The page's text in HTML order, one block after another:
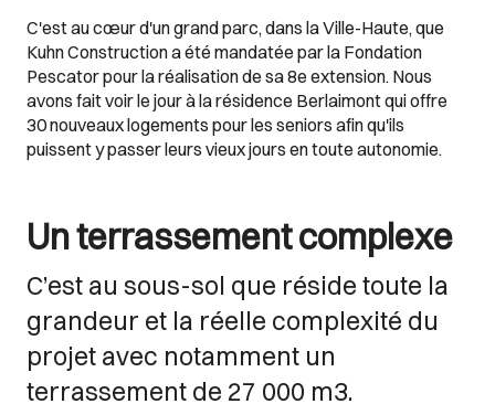
C'est au cœur d'un grand parc, dans la Ville-Haute, que
Kuhn Construction a été mandatée par la Fondation
Pescator pour la réalisation de sa 8e extension. Nous
avons fait voir le jour à la résidence Berlaimont qui offre
30 nouveaux logements pour les seniors afin qu'ils
puissent y passer leurs vieux jours en toute autonomie.
Un terrassement complexe
C’est au sous-sol que réside toute la
grandeur et la réelle complexité du
projet avec notamment un
terrassement de 27 000 m3.